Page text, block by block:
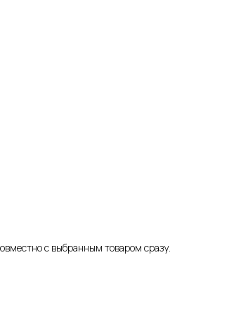
с выбранным товаром сразу.